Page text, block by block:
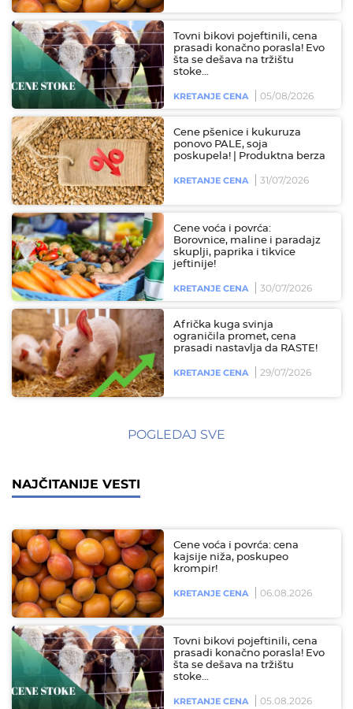
Tovni bikovi pojeftinili, cena
prasadi konačno porasla! Evo
šta se dešava na tržištu
stoke...
KRETANJE CENA 05/08/2026
Cene pšenice i kukuruza
ponovo PALE, soja
poskupela! | Produktna berza
KRETANJE CENA 31/07/2026
Cene voća i povrća:
Borovnice, maline i paradajz
skuplji, paprika i tikvice
jeftinije!
KRETANJE CENA 30/07/2026
Afrička kuga svinja
ograničila promet, cena
prasadi nastavlja da RASTE!
KRETANJE CENA 29/07/2026
POGLEDAJ SVE
NAJČITANIJE VESTI
Cene voća i povrća: cena
kajsije niža, poskupeo
krompir!
KRETANJE CENA 06.08.2026
Tovni bikovi pojeftinili, cena
prasadi konačno porasla! Evo
šta se dešava na tržištu
stoke…
KRETANJE CENA 05.08.2026